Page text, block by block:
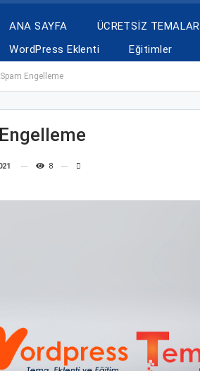
ANA SAYFA ÜCRETSİZ TEMALAR
WordPress Eklenti
Eğitimler
Engelleme
8